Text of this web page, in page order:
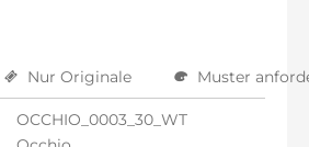
Nur Originale Muster
OCCHIO_0003_30_WT